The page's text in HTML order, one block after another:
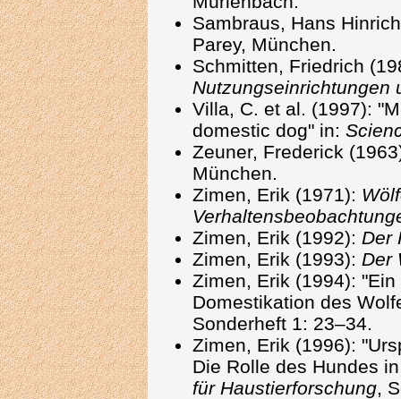
Sambraus, Hans
Parey, München.
Schmitten, Friedrich
Nutzungseinrichtungen
Villa, C. et al. (1997):
domestic dog" in:
Zeuner, Frederick
München.
Zimen, Erik (1971):
Zimen, Erik (1992): Der
Zimen, Erik (1993): Der
Zimen, Erik (1994):
Domestikation des
Sonderheft 1: 23–34.
Zimen, Erik (1996):
Die Rolle des Hundes
für Haustierforschung,